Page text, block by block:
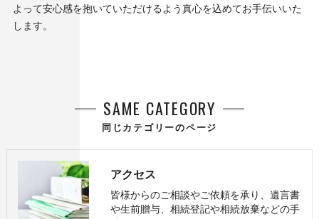
よって安心感を抱いていただけるよう真心を込めてお手伝いいた
します。
同じカテゴリーのページ
SAME CATEGORY
アクセス
皆様からのご相談やご依頼を承り、遺言書
や生前贈与、相続登記や相続放棄などの手